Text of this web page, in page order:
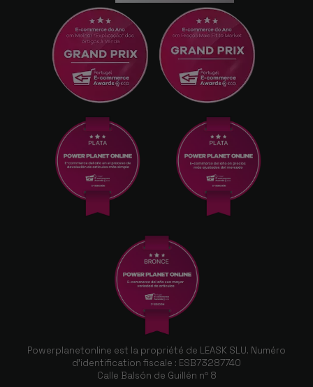
Powerplanetonline est la propriété de LEASK SLU. Numéro
d'identification fiscale : ESB73287740
Calle Balsón de Guillén nº 8